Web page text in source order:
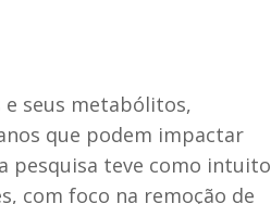
seus metabólitos,
que podem impactar
pesquisa teve como intuito
com foco na remoção de